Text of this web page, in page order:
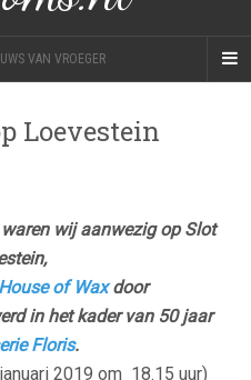
VAN VROEGER
Loevestein
wij aanwezig op Slot
House of Waxdoor
in het kader van 50 jaar
Floris.
2019 om 18.15 uur)